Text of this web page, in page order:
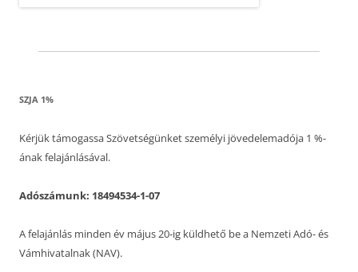
SZJA 1%
Kérjük támogassa Szövetségünket személyi jövedelemadója 1 %-
ának felajánlásával.
Adószámunk: 18494534-1-07
A felajánlás minden év május 20-ig küldhető be a Nemzeti Adó- és
Vámhivatalnak (NAV).